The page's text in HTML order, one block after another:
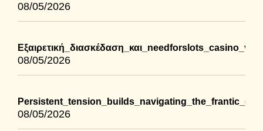
08/05/2026
08/05/2026
08/05/2026